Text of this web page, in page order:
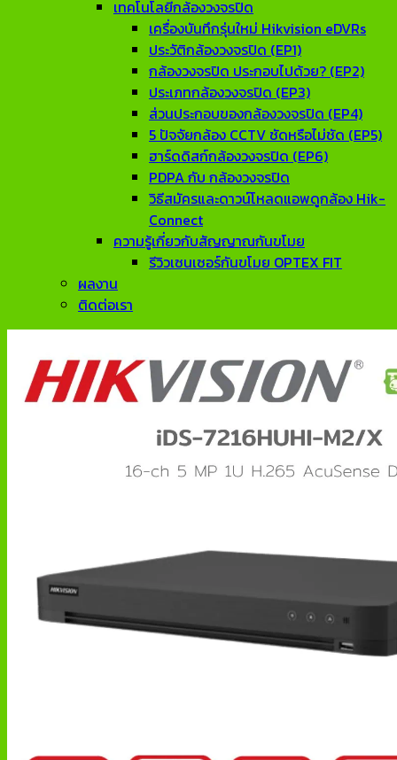
เทคโนโลยีกล้องวงจรปิด
เครื่องบันทึกรุ่นใหม่ Hikvision eDVRs
ประวัติกล้องวงจรปิด (EP1)
กล้องวงจรปิด ประกอบไปด้วย? (EP2)
ประเภทกล้องวงจรปิด (EP3)
ส่วนประกอบของกล้องวงจรปิด (EP4)
5 ปัจจัยกล้อง CCTV ชัดหรือไม่ชัด (EP5)
ฮาร์ดดิสก์กล้องวงจรปิด (EP6)
PDPA กับ กล้องวงจรปิด
วิธีสมัครและดาวน์โหลดแอพดูกล้อง Hik-
Connect
ความรู้เกี่ยวกับสัญญาณกันขโมย
รีวิวเซนเซอร์กันขโมย OPTEX FIT
ผลงาน
ติดต่อเรา